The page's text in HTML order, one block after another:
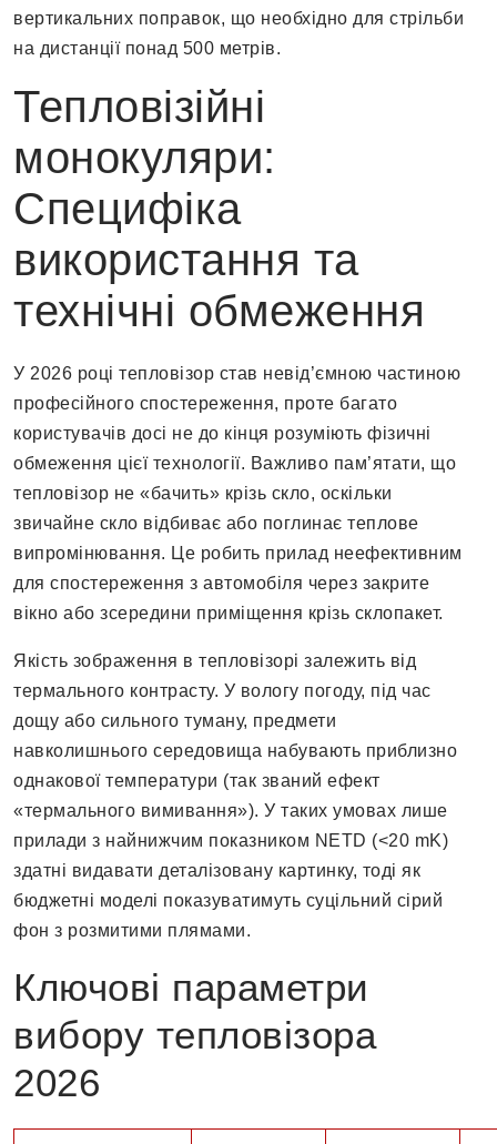
вертикальних поправок, що необхідно для стрільби
на дистанції понад 500 метрів.
Тепловізійні
монокуляри:
Специфіка
використання та
технічні обмеження
У 2026 році тепловізор став невід’ємною частиною
професійного спостереження, проте багато
користувачів досі не до кінця розуміють фізичні
обмеження цієї технології. Важливо пам’ятати, що
тепловізор не «бачить» крізь скло, оскільки
звичайне скло відбиває або поглинає теплове
випромінювання. Це робить прилад неефективним
для спостереження з автомобіля через закрите
вікно або зсередини приміщення крізь склопакет.
Якість зображення в тепловізорі залежить від
термального контрасту. У вологу погоду, під час
дощу або сильного туману, предмети
навколишнього середовища набувають приблизно
однакової температури (так званий ефект
«термального вимивання»). У таких умовах лише
прилади з найнижчим показником NETD (<20 mK)
здатні видавати деталізовану картинку, тоді як
бюджетні моделі показуватимуть суцільний сірий
фон з розмитими плямами.
Ключові параметри
вибору тепловізора
2026